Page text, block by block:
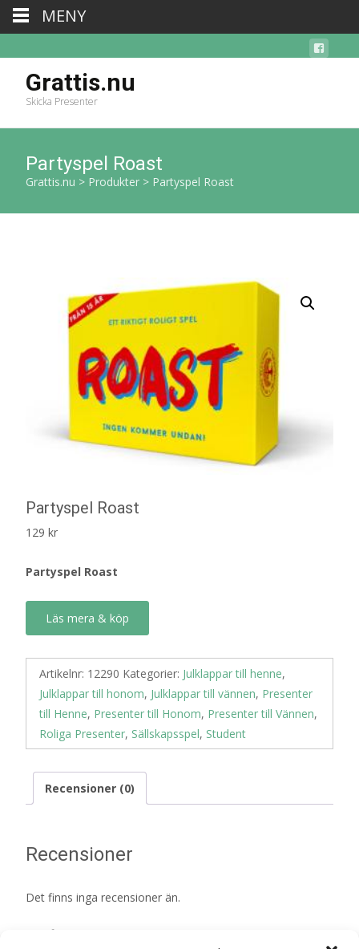
Grattis.nu
Skicka Presenter
Partyspel Roast
Grattis.nu > Produkter > Partyspel Roast
Partyspel Roast
129 kr
Partyspel Roast
Läs mera & köp
Artikelnr: 12290 Kategorier: Julklappar till henne,
Julklappar till honom, Julklappar till vännen, Presenter
till Henne, Presenter till Honom, Presenter till Vännen,
Roliga Presenter, Sällskapsspel, Student
Recensioner (0)
Recensioner
Det finns inga recensioner än.
Bli först med att recensera ”Partyspel
MENY